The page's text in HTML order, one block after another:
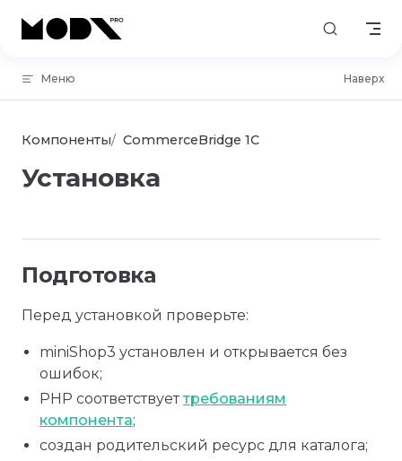
Skip to content
Меню Наверх
Компоненты CommerceBridge 1C
Установка
Подготовка
Перед установкой проверьте:
miniShop3 установлен и открывается без
ошибок;
PHP соответствуеттребованиям
компонента;
создан родительский ресурс для каталога;